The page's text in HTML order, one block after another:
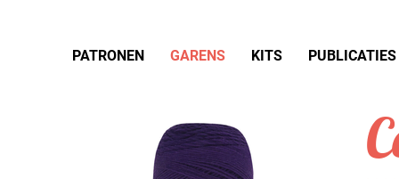
PATRONEN GARENS KITS PUBLICATIES